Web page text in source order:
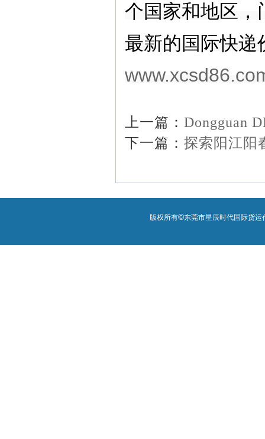
个国家和地区，
最新的国际快递
上一篇： Dongguan
下一篇： 探索阳江阳
版权所有©东莞市星辰时代国际货